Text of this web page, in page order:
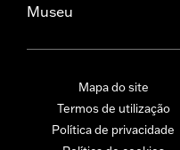
Museu
Mapa do site
Termos de utilização
Política de privacidade